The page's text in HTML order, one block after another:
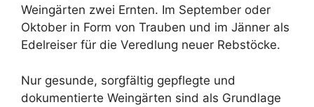
Weingärten zwei Ernten. Im September oder
Oktober in Form von Trauben und im Jänner als
Edelreiser für die Veredlung neuer Rebstöcke.
Nur gesunde, sorgfältig gepflegte und
dokumentierte Weingärten sind als Grundlage